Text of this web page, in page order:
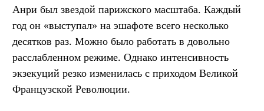
Анри был звездой парижского масштаба. Каждый
год он «выступал» на эшафоте всего несколько
десятков раз. Можно было работать в довольно
расслабленном режиме. Однако интенсивность
экзекуций резко изменилась с приходом Великой
Французской Революции.